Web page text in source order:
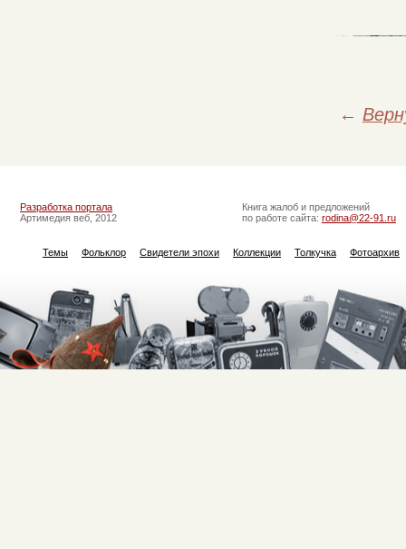
←
Разработка портала
Артимедия веб, 2012
Книга жалоб и предложений
по работе сайта: rodina@22-91.ru
Темы Фольклор Свидетели эпохи Коллекции Толкучка Фотоархив